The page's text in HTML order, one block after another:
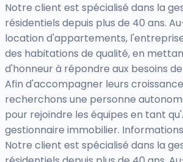
Notre client est spécialisé dans la
résidentiels depuis plus de 40 ans.
location d'appartements,
des habitations de qualité, en
d'honneur à répondre aux besoins
Afin d'accompagner leurs
recherchons une personne
pour rejoindre les équipes en tant
gestionnaire immobilier.
Notre client est spécialisé dans la